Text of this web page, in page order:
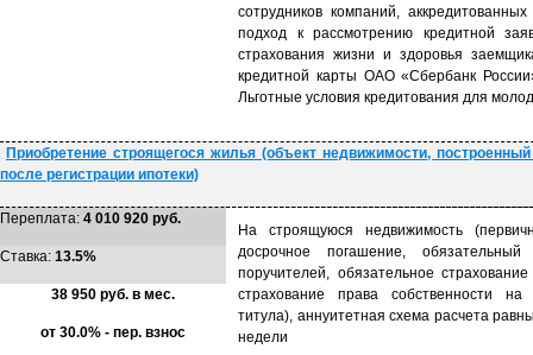
сотрудников компаний,
подход к рассмотрению кредитной
страхования жизни и здоровья
кредитной карты ОАО «Сбербанк
Льготные условия кредитования для
Приобретение строящегося жилья (объект недвижимости,
после регистрации ипотеки)
Переплата: 4 010 920 руб.
На строящуюся недвижимость
досрочное погашение,
поручителей, обязательное
страхование права собственности
титула), аннуитетная схема расчета
недели
Ставка: 13.5%
38 950 руб. в мес.
от 30.0% - пер. взнос